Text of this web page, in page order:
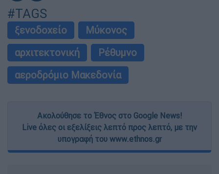
#TAGS
ξενοδοχείο
Μύκονος
αρχιτεκτονική
Ρέθυμνο
αεροδρόμιο Μακεδονία
Ακολούθησε το Έθνος στο Google News!
Live όλες οι εξελίξεις λεπτό προς λεπτό, με την
υπογραφή του www.ethnos.gr